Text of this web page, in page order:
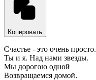
Копировать
Счастье - это очень просто.
Ты и я. Над нами звезды.
Мы дорогою одной
Возвращаемся домой.